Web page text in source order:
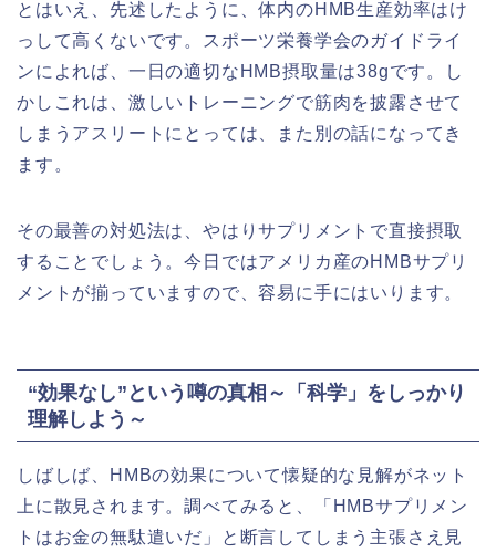
とはいえ、先述したように、体内のHMB生産効率はけ
っして高くないです。スポーツ栄養学会のガイドライ
ンによれば、一日の適切なHMB摂取量は38gです。し
かしこれは、激しいトレーニングで筋肉を披露させて
しまうアスリートにとっては、また別の話になってき
ます。
その最善の対処法は、やはりサプリメントで直接摂取
することでしょう。今日ではアメリカ産のHMBサプリ
メントが揃っていますので、容易に手にはいります。
“効果なし”という噂の真相～「科学」をしっかり
理解しよう～
しばしば、HMBの効果について懐疑的な見解がネット
上に散見されます。調べてみると、「HMBサプリメン
トはお金の無駄遣いだ」と断言してしまう主張さえ見